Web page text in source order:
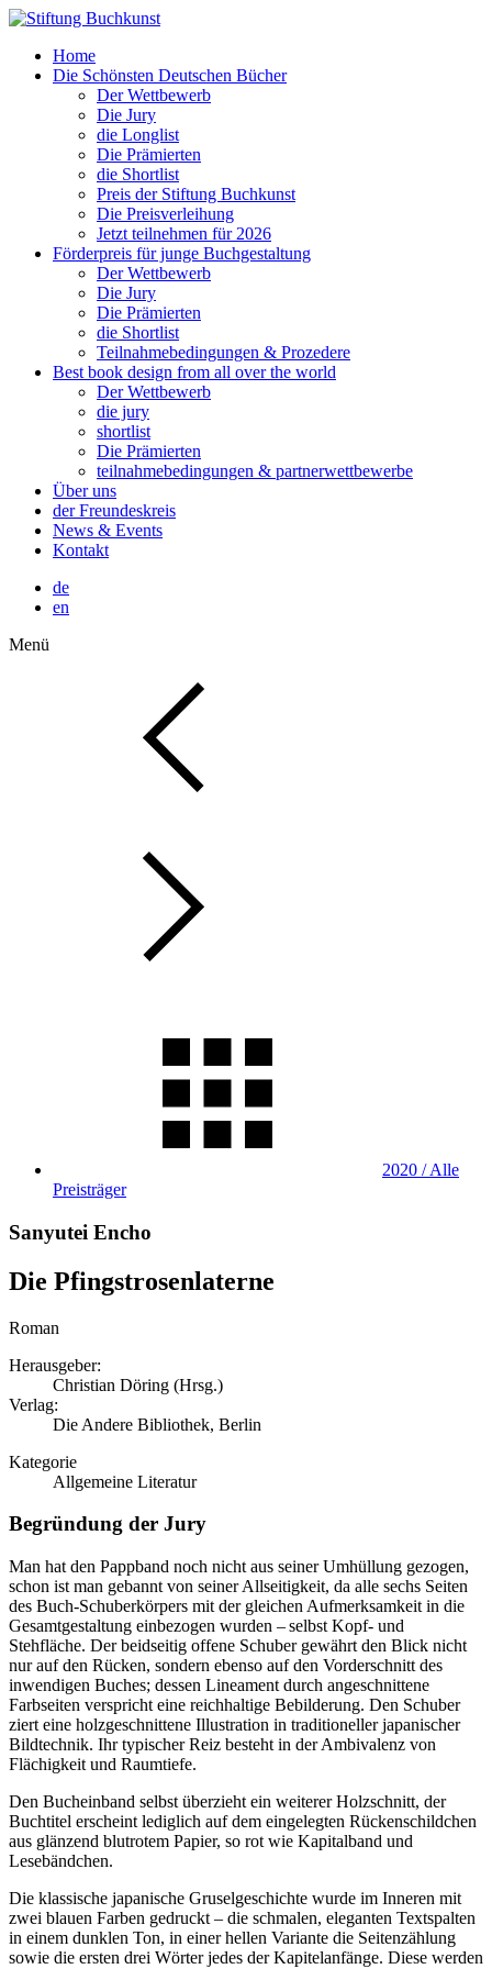
Home
Die Schönsten Deutschen Bücher
Der Wettbewerb
Die Jury
die Longlist
Die Prämierten
die Shortlist
Preis der Stiftung Buchkunst
Die Preisverleihung
Jetzt teilnehmen für 2026
Förderpreis für junge Buchgestaltung
Der Wettbewerb
Die Jury
Die Prämierten
die Shortlist
Teilnahmebedingungen & Prozedere
Best book design from all over the world
Der Wettbewerb
die jury
shortlist
Die Prämierten
teilnahmebedingungen & partnerwettbewerbe
Über uns
der Freundeskreis
News & Events
Kontakt
de
en
Menü
2020 / Alle
Preisträger
Sanyutei Encho
Die Pfingstrosenlaterne
Roman
Herausgeber:
Christian Döring (Hrsg.)
Verlag:
Die Andere Bibliothek, Berlin
Kategorie
Allgemeine Literatur
Begründung der Jury
Man hat den Pappband noch nicht aus seiner Umhüllung gezogen,
schon ist man gebannt von seiner Allseitigkeit, da alle sechs Seiten
des Buch-Schuberkörpers mit der gleichen Aufmerksamkeit in die
Gesamtgestaltung einbezogen wurden – selbst Kopf- und
Stehfläche. Der beidseitig offene Schuber gewährt den Blick nicht
nur auf den Rücken, sondern ebenso auf den Vorderschnitt des
inwendigen Buches; dessen Lineament durch angeschnittene
Farbseiten verspricht eine reichhaltige Bebilderung. Den Schuber
ziert eine holzgeschnittene Illustration in traditioneller japanischer
Bildtechnik. Ihr typischer Reiz besteht in der Ambivalenz von
Flächigkeit und Raumtiefe.
Den Bucheinband selbst überzieht ein weiterer Holzschnitt, der
Buchtitel erscheint lediglich auf dem eingelegten Rückenschildchen
aus glänzend blutrotem Papier, so rot wie Kapitalband und
Lesebändchen.
Die klassische japanische Gruselgeschichte wurde im Inneren mit
zwei blauen Farben gedruckt – die schmalen, eleganten Textspalten
in einem dunklen Ton, in einer hellen Variante die Seitenzählung
sowie die ersten drei Wörter jedes der Kapitelanfänge. Diese werden